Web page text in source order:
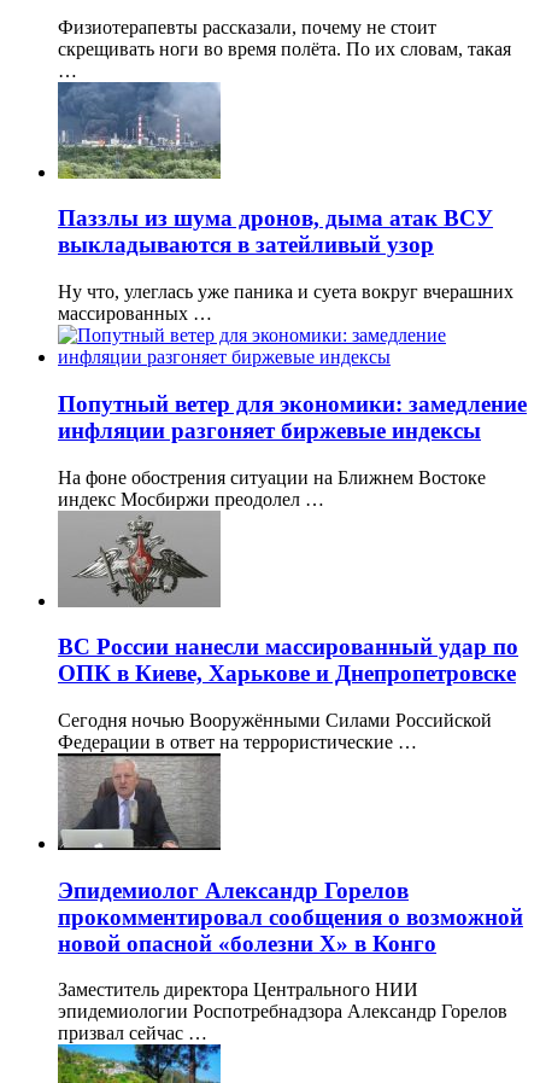
Физиотерапевты рассказали, почему не стоит
скрещивать ноги во время полёта. По их словам, такая
…
Паззлы из шума дронов, дыма атак ВСУ
выкладываются в затейливый узор
Ну что, улеглась уже паника и суета вокруг вчерашних
массированных …
Попутный ветер для экономики: замедление
инфляции разгоняет биржевые индексы
На фоне обострения ситуации на Ближнем Востоке
индекс Мосбиржи преодолел …
ВС России нанесли массированный удар по
ОПК в Киеве, Харькове и Днепропетровске
Сегодня ночью Вооружёнными Силами Российской
Федерации в ответ на террористические …
Эпидемиолог Александр Горелов
прокомментировал сообщения о возможной
новой опасной «болезни X» в Конго
Заместитель директора Центрального НИИ
эпидемиологии Роспотребнадзора Александр Горелов
призвал сейчас …